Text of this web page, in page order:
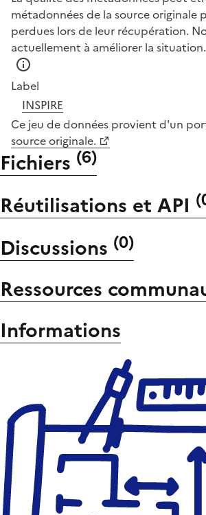
métadonnées de la source originale
perdues lors de leur récupération.
actuellement à améliorer la situation.
Label
INSPIRE
Ce jeu de données provient d'un
source originale.
Fichiers (6)
Réutilisations et API (
Discussions (0)
Ressources
Informations